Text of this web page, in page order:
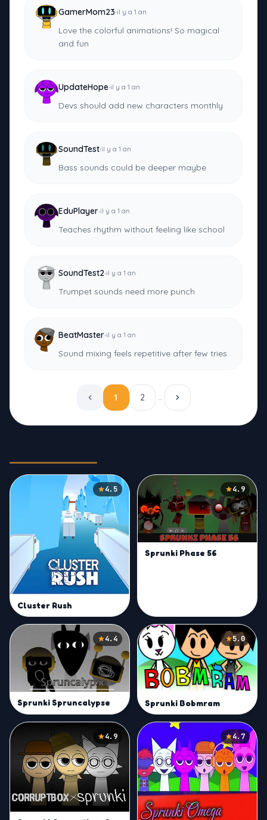
GamerMom23·il y a 1 an
Love the colorful animations! So magical
and fun
UpdateHope·il y a 1 an
Devs should add new characters monthly
SoundTest·il y a 1 an
Bass sounds could be deeper maybe
EduPlayer·il y a 1 an
Teaches rhythm without feeling like school
SoundTest2·il y a 1 an
Trumpet sounds need more punch
BeatMaster·il y a 1 an
Sound mixing feels repetitive after few tries
1 2 …
4.5
Cluster Rush
4.9
Sprunki Phase 56
4.4
Sprunki Spruncalypse
5.0
Sprunki Bobmram
4.9 4.7